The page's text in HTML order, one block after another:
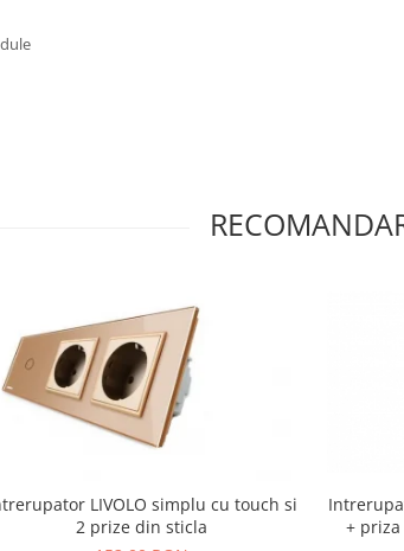
LIVOLO simplu cu touch si
2 prize din sticla
+